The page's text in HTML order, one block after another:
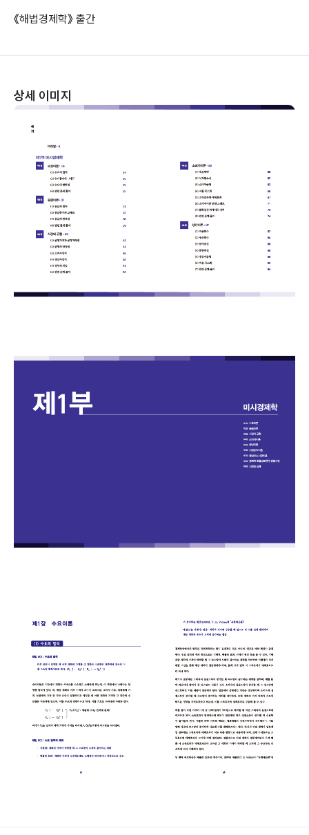
《해법경제학》 출간
상세 이미지